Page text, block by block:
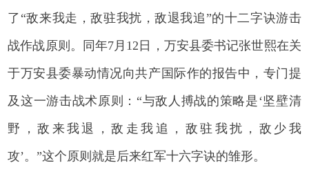
了“敌来我走，敌驻我扰，敌退我追”的十二字诀游击
战作战原则。同年7月12日，万安县委书记张世熙在关
于万安县委暴动情况向共产国际作的报告中，专门提
及这一游击战术原则：“与敌人搏战的策略是‘坚壁清
野，敌来我退，敌走我追，敌驻我扰，敌少我
攻’。”这个原则就是后来红军十六字诀的雏形。